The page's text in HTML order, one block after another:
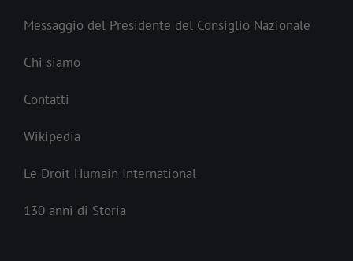
Messaggio del Presidente del Consiglio Nazionale
Chi siamo
Contatti
Wikipedia
Le Droit Humain International
130 anni di Storia